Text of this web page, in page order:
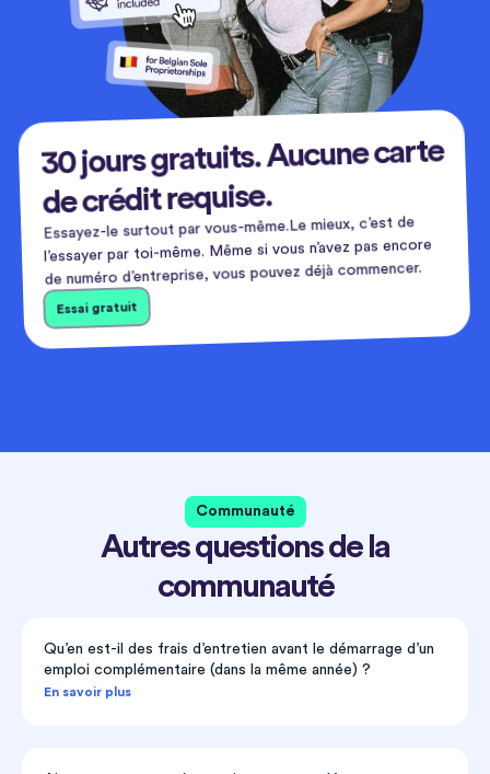
30 jours gratuits. Aucune carte
de crédit requise.
Essayez-le surtout par vous-même.Le mieux, c’est de
l’essayer par toi-même. Même si vous n’avez pas encore
de numéro d’entreprise, vous pouvez déjà commencer.
Essai gratuit
Communauté
Autres questions de la
communauté
Qu’en est-il des frais d’entretien avant le démarrage d’un
emploi complémentaire (dans la même année) ?
En savoir plus